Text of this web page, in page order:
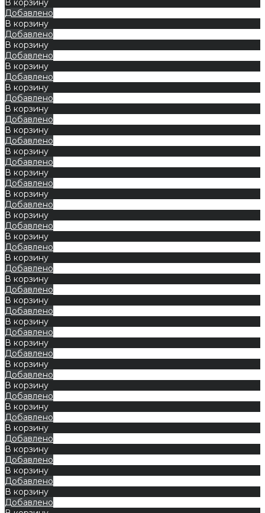
Добавлено
В корзину
Добавлено
В корзину
Добавлено
В корзину
Добавлено
В корзину
Добавлено
В корзину
Добавлено
В корзину
Добавлено
В корзину
Добавлено
В корзину
Добавлено
В корзину
Добавлено
В корзину
Добавлено
В корзину
Добавлено
В корзину
Добавлено
В корзину
Добавлено
В корзину
Добавлено
В корзину
Добавлено
В корзину
Добавлено
В корзину
Добавлено
В корзину
Добавлено
В корзину
Добавлено
В корзину
Добавлено
В корзину
Добавлено
В корзину
Добавлено
В корзину
Добавлено